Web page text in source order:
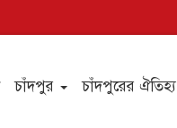
চাঁদপুর চাঁদপুরের ঐতিহ্য